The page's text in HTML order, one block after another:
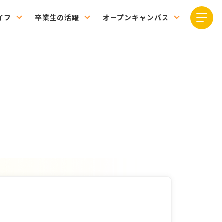
フ 卒業生の活躍 オープンキャンパス